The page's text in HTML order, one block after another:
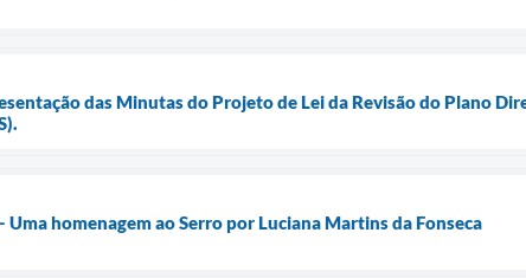
das Minutas do Projeto de Lei da Revisão do Plano
homenagem ao Serro por Luciana Martins da Fonseca